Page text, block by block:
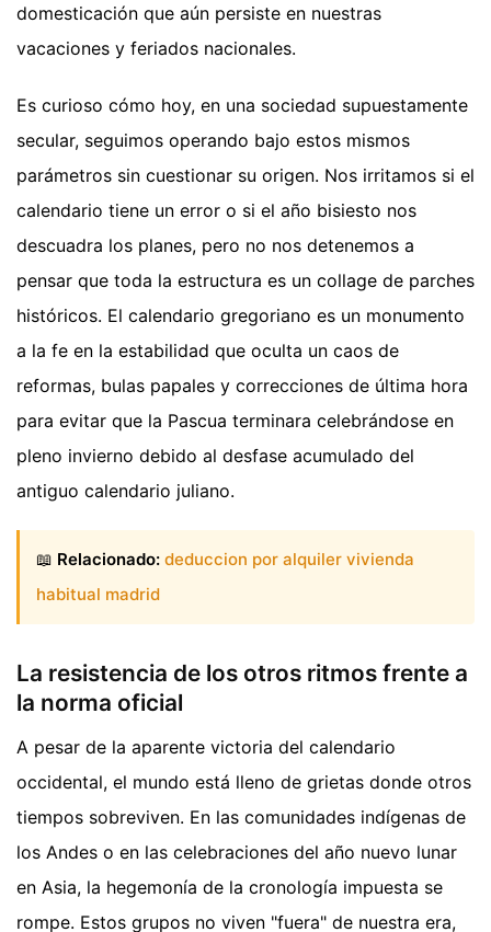
domesticación que aún persiste en nuestras
vacaciones y feriados nacionales.
Es curioso cómo hoy, en una sociedad supuestamente
secular, seguimos operando bajo estos mismos
parámetros sin cuestionar su origen. Nos irritamos si el
calendario tiene un error o si el año bisiesto nos
descuadra los planes, pero no nos detenemos a
pensar que toda la estructura es un collage de parches
históricos. El calendario gregoriano es un monumento
a la fe en la estabilidad que oculta un caos de
reformas, bulas papales y correcciones de última hora
para evitar que la Pascua terminara celebrándose en
pleno invierno debido al desfase acumulado del
antiguo calendario juliano.
📖 Relacionado: deduccion por alquiler vivienda
habitual madrid
La resistencia de los otros ritmos frente a
la norma oficial
A pesar de la aparente victoria del calendario
occidental, el mundo está lleno de grietas donde otros
tiempos sobreviven. En las comunidades indígenas de
los Andes o en las celebraciones del año nuevo lunar
en Asia, la hegemonía de la cronología impuesta se
rompe. Estos grupos no viven "fuera" de nuestra era,